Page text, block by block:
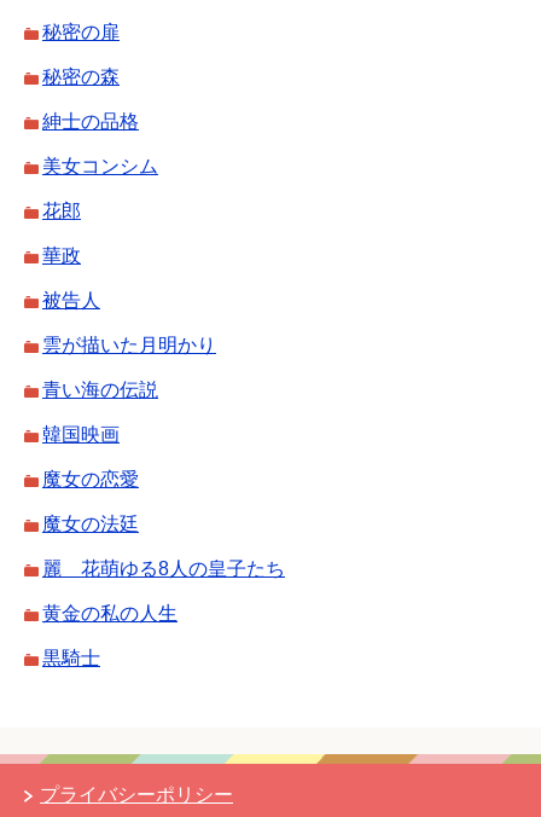
秘密の扉
秘密の森
紳士の品格
美女コンシム
花郎
華政
被告人
雲が描いた月明かり
青い海の伝説
韓国映画
魔女の恋愛
魔女の法廷
麗 花萌ゆる8人の皇子たち
黄金の私の人生
黒騎士
プライバシーポリシー